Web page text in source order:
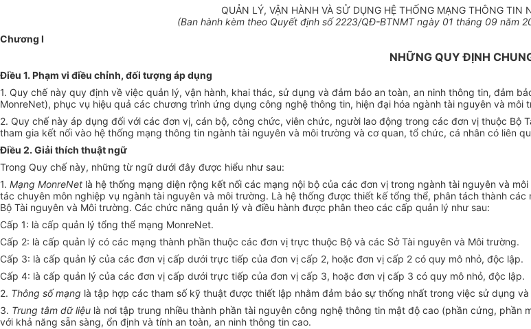
QUẢN LÝ, VẬN HÀNH VÀ SỬ DỤNG HỆ THỐNG MẠNG THÔNG TIN
(Ban hành kèm theo Quyết định số 2223/QĐ-BTNMT ngày 01 tháng 09 năm
Chương I
NHỮNG QUY ĐỊNH
Điều 1. Phạm vi điều chỉnh, đối tượng áp dụng
1. Quy chế này quy định về việc quản lý, vận hành, khai thác, sử dụng và đảm bảo an toàn, an ninh thông tin, đảm
MonreNet), phục vụ hiệu quả các chương trình ứng dụng công nghệ thông tin, hiện đại hóa ngành tài nguyên và môi
2. Quy chế này áp dụng đối với các đơn vị, cán bộ, công chức, viên chức, người lao động trong các đơn vị thuộc Bộ
tham gia kết nối vào hệ thống mạng thông tin ngành tài nguyên và môi trường và cơ quan, tổ chức, cá nhân có liên
Điều 2. Giải thích thuật ngữ
Trong Quy chế này, những từ ngữ dưới đây được hiểu như sau:
1. Mạng MonreNet là hệ thống mạng diện rộng kết nối các mạng nội bộ của các đơn vị trong ngành tài nguyên và
tác chuyên môn nghiệp vụ ngành tài nguyên và môi trường. Là hệ thống được thiết kế tổng thể, phân tách thành
Bộ Tài nguyên và Môi trường. Các chức năng quản lý và điều hành được phân theo các cấp quản lý như sau:
Cấp 1: là cấp quản lý tổng thể mạng MonreNet.
Cấp 2: là cấp quản lý có các mạng thành phần thuộc các đơn vị trực thuộc Bộ và các Sở Tài nguyên và Môi trường.
Cấp 3: là cấp quản lý của các đơn vị cấp dưới trực tiếp của đơn vị cấp 2, hoặc đơn vị cấp 2 có quy mô nhỏ, độc lập.
Cấp 4: là cấp quản lý của các đơn vị cấp dưới trực tiếp của đơn vị cấp 3, hoặc đơn vị cấp 3 có quy mô nhỏ, độc lập.
2. Thông sốmạng là tập hợp các tham số kỹ thuật được thiết lập nhằm đảm bảo sự thống nhất trong việc sử dụng
3. Trung tâm dữ liệu là nơi tập trung nhiều thành phần tài nguyên công nghệ thông tin mật độ cao (phần cứng,
với khả năng sẵn sàng, ổn định và tính an toàn, an ninh thông tin cao.